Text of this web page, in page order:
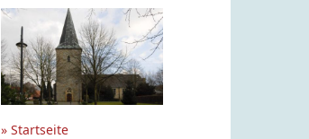
» Startseite